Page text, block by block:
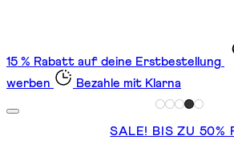
15 % Rabatt auf deine Erstbestellung
werben
Bezahle mit Klarna
SALE! BIS ZU 50%